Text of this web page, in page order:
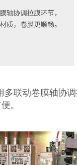
联动卷膜轴协
。